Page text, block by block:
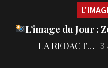
L’image du Jour :
LA REDACTION 3